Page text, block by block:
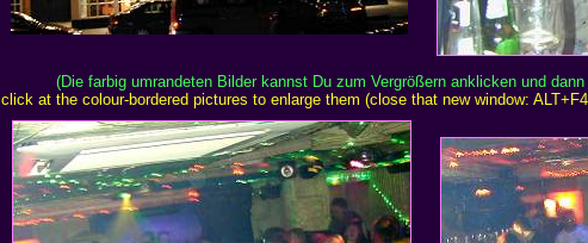
(Die farbig umrandeten Bilder kannst Du zum Vergrößern anklicken und
click at the colour-bordered pictures to enlarge them (close that new window: